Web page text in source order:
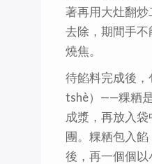
著再用大灶翻
去除，期間手
燒焦。
待餡料完成後
tshè）——粿粞
成漿，再放入
團。粿粞包入
後，再一個個以